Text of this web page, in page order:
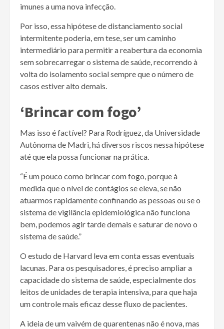
imunes a uma nova infecção.
Por isso, essa hipótese de distanciamento social
intermitente poderia, em tese, ser um caminho
intermediário para permitir a reabertura da economia
sem sobrecarregar o sistema de saúde, recorrendo à
volta do isolamento social sempre que o número de
casos estiver alto demais.
‘Brincar com fogo’
Mas isso é factível? Para Rodríguez, da Universidade
Autônoma de Madri, há diversos riscos nessa hipótese
até que ela possa funcionar na prática.
“É um pouco como brincar com fogo, porque à
medida que o nível de contágios se eleva, se não
atuarmos rapidamente confinando as pessoas ou se o
sistema de vigilância epidemiológica não funciona
bem, podemos agir tarde demais e saturar de novo o
sistema de saúde.”
O estudo de Harvard leva em conta essas eventuais
lacunas. Para os pesquisadores, é preciso ampliar a
capacidade do sistema de saúde, especialmente dos
leitos de unidades de terapia intensiva, para que haja
um controle mais eficaz desse fluxo de pacientes.
A ideia de um vaivém de quarentenas não é nova, mas